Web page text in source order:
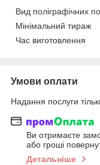
Вид поліграфічних
Мінімальний тираж
Час виготовлення
Умови оплати
Надання послуги
Ви отримаєте
або гроші
Детальніше